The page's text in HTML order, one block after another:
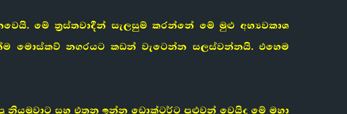
මේ ත්‍රස්තවාදීන් සැලසුම් කරන්නේ මේ මුළු අභ්‍යවකාශ
මොස්කව් නගරයට කඩන් වැටෙන්න සලස්වන්නයි. එහෙම
සහ එතන ඉන්න ඩොක්ටර්ට පුළුවන් වෙයිද මේ මහා